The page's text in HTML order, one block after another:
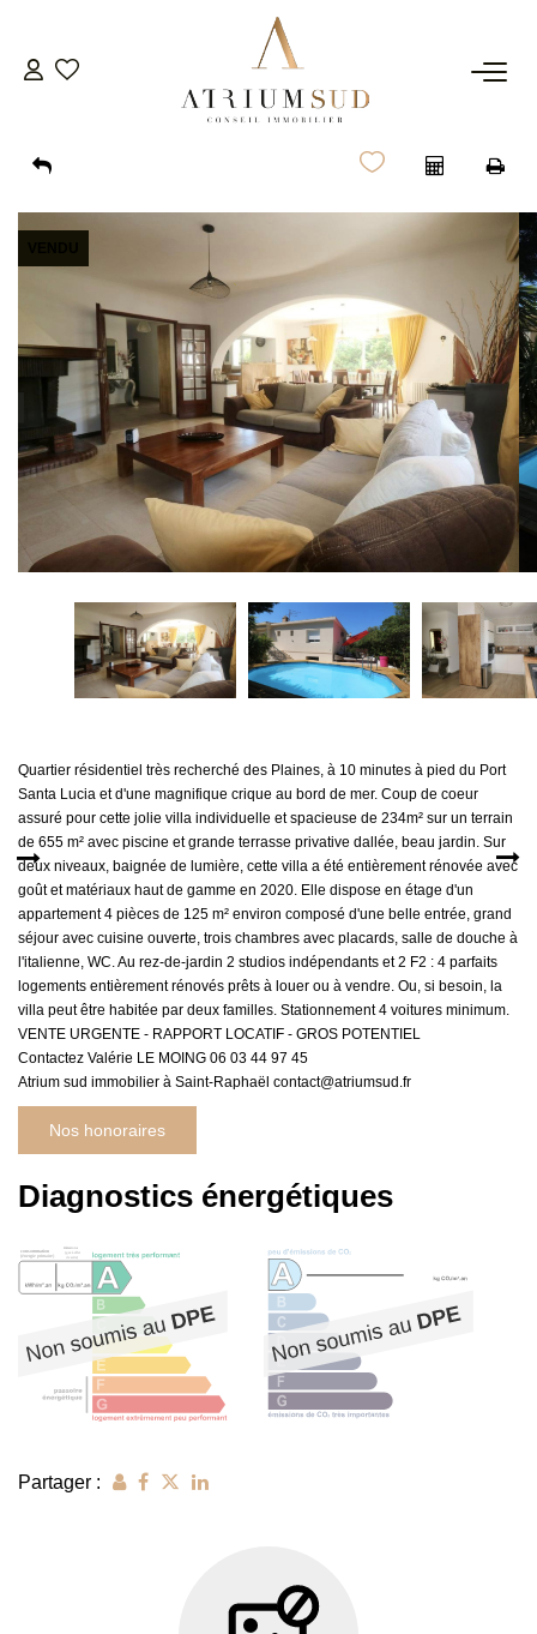
TRANSACTION
GESTION
SYNDIC
ESTIMATION
AGENCE
MON COMPTE
EN
Quartier résidentiel très recherché des Plaines, à 10 minutes à pied du Port
Santa Lucia et d'une magnifique crique au bord de mer. Coup de coeur
assuré pour cette jolie villa individuelle et spacieuse de 234m² sur un terrain
de 655 m² avec piscine et grande terrasse privative dallée, beau jardin. Sur
deux niveaux, baignée de lumière, cette villa a été entièrement rénovée avec
goût et matériaux haut de gamme en 2020. Elle dispose en étage d'un
appartement 4 pièces de 125 m² environ composé d'une belle entrée, grand
séjour avec cuisine ouverte, trois chambres avec placards, salle de douche à
l'italienne, WC. Au rez-de-jardin 2 studios indépendants et 2 F2 : 4 parfaits
logements entièrement rénovés prêts à louer ou à vendre. Ou, si besoin, la
villa peut être habitée par deux familles. Stationnement 4 voitures minimum.
VENTE URGENTE - RAPPORT LOCATIF - GROS POTENTIEL
Contactez Valérie LE MOING 06 03 44 97 45
Atrium sud immobilier à Saint-Raphaël contact@atriumsud.fr
Nos honoraires
Diagnostics énergétiques
Partager :